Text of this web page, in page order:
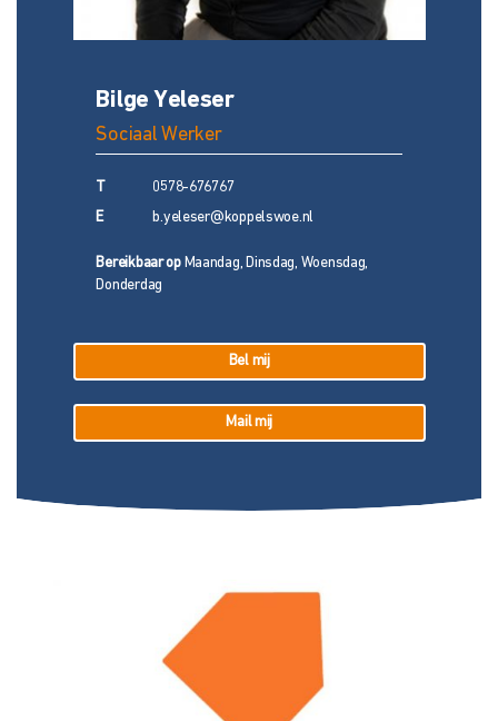
Bilge Yeleser
Sociaal Werker
0578-676767
E b.yeleser@koppelswoe.nl
Bereikbaar opMaandag, Dinsdag, Woensdag,
Donderdag
Bel mij
Mail mij